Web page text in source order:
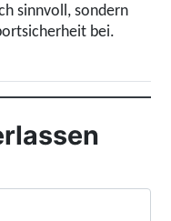
sinnvoll, sondern
bei.